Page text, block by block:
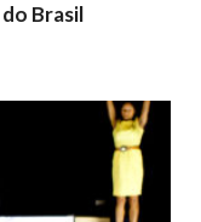
Brasil